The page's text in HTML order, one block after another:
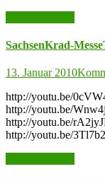
SachsenKrad-
13. Januar 2010
http://youtu.be/
http://youtu.be/
http://youtu.be/
http://youtu.be/